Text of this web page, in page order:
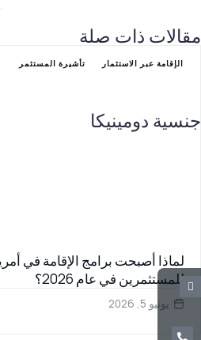
جنسية دومينيكا
مقالات ذات صلة
الإقامة عبر الاستثمار تأشيرة المستثمر
لماذا أصبحت برامج الإقامة في
للمستثمرين في عام 2026؟
يونيو 5, 2026